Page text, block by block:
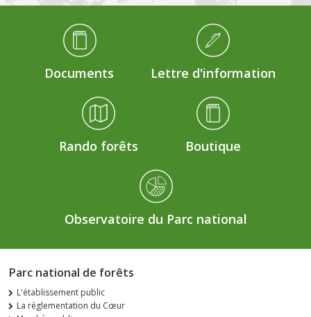
Médiathèque Footer
Documents Lettre d'information
Rando forêts Boutique
Observatoire du Parc national
Parc national de forêts
L'établissement public
La réglementation du Cœur